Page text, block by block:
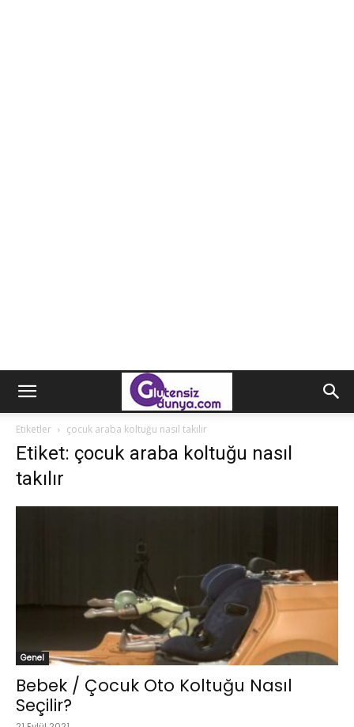
Etiketler çocuk araba koltuğu nasıl takılır
Etiket: çocuk araba koltuğu nasıl
takılır
Genel
Bebek / Çocuk Oto Koltuğu Nasıl
Seçilir?